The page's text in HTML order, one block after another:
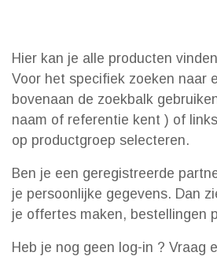
Hier kan je alle producten
Voor het specifiek zoeken naar
bovenaan de zoekbalk
naam of referentie kent ) of
op productgroep selecteren.
Ben je een geregistreerde
je persoonlijke gegevens. Dan
je offertes maken, bestellingen
Heb je nog geen log-in ? Vraag